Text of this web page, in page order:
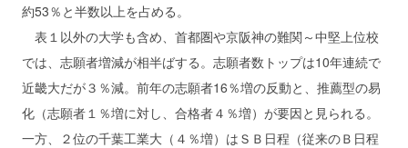
約53％と半数以上を占める。
表１以外の大学も含め、首都圏や京阪神の難関～中堅上位校
では、志願者増減が相半ばする。志願者数トップは10年連続で
近畿大だが３％減。前年の志願者16％増の反動と、推薦型の易
化（志願者１％増に対し、合格者４％増）が要因と見られる。
一方、２位の千葉工業大（４％増）はＳＢ日程（従来のＢ日程